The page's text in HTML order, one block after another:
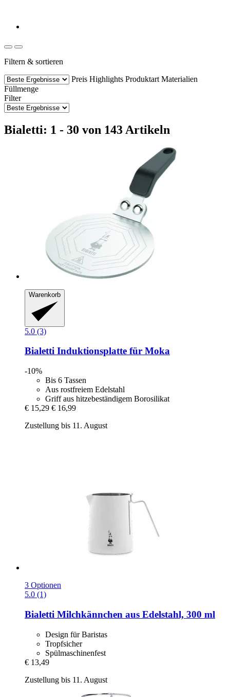
Filtern & sortieren
Preis Highlights Produktart Materialien
Füllmenge
Filter
Bialetti: 1 - 30 von 143 Artikeln
Warenkorb
5.0 (3)
Bialetti Induktionsplatte für Moka
-10%
Bis 6 Tassen
Aus rostfreiem Edelstahl
Griff aus hitzebeständigem Borosilikat
€ 15,29 € 16,99
Zustellung bis 11. August
3 Optionen
5.0 (1)
Bialetti Milchkännchen aus Edelstahl, 300 ml
Design für Baristas
Tropfsicher
Spülmaschinenfest
€ 13,49
Zustellung bis 11. August